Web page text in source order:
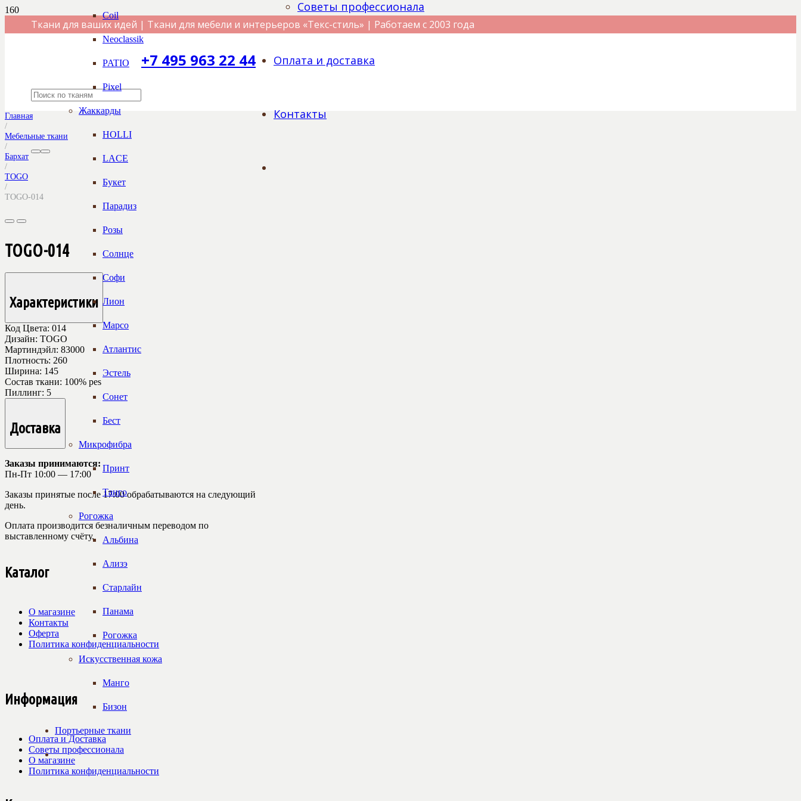
Ткани для ваших идей | Ткани для мебели и интерьеров «Текс-стиль» | Работаем с 2003 года
+7 495 963 22 44
Советы профессионала
Оплата и доставка
Контакты
Coil
Neoclassik
PATIO
Pixel
Жаккарды
HOLLI
LACE
Букет
Парадиз
Розы
Солнце
Софи
Лион
Марсо
Атлантис
Эстель
Сонет
Бест
Микрофибра
Принт
Танго
Рогожка
Альбина
Ализэ
Старлайн
Панама
Рогожка
Искусственная кожа
Манго
Бизон
Портьерные ткани
Главная
/
Мебельные ткани
/
Бархат
/
TOGO
/
TOGO-014
TOGO-014
Характеристики
Код Цвета: 014
Дизайн: TOGO
Мартиндэйл: 83000
Плотность: 260
Ширина: 145
Состав ткани: 100% pes
Пиллинг: 5
Доставка
Заказы принимаются:
Пн-Пт 10:00 — 17:00
Заказы принятые после 17:00 обрабатываются на следующий
день.
Оплата производится безналичным переводом по
выставленному счёту.
Каталог
О магазине
Контакты
Оферта
Политика конфиденциальности
Информация
Оплата и Доставка
Советы профессионала
О магазине
Политика конфиденциальности